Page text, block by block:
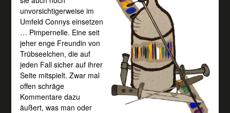
unvorsichtigerweise im
Umfeld Connys einsetzen
… Pimpernelle. Eine seit
jeher enge Freundin von
Trübseelchen, die auf
jeden Fall sicher auf ihrer
Seite mitspielt. Zwar mal
offen schräge
Kommentare dazu
äußert, was man oder